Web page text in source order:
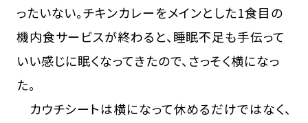
ったいない。チキンカレーをメインとした1食目の
機内食サービスが終わると、睡眠不足も手伝って
いい感じに眠くなってきたので、さっそく横になっ
た。
カウチシートは横になって休めるだけではなく、